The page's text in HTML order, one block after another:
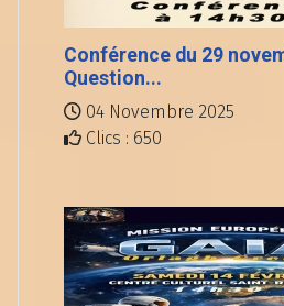
Conférence du 29
Question...
04 Novembre 2025
Clics : 650